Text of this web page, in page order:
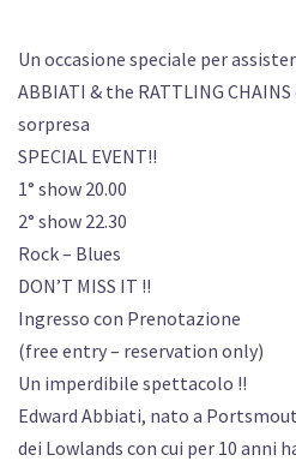
Un occasione speciale per
ABBIATI & the RATTLING
sorpresa
SPECIAL EVENT!!
1° show 20.00
2° show 22.30
Rock – Blues
DON’T MISS IT !!
Ingresso con Prenotazione
(free entry – reservation only)
Un imperdibile spettacolo !!
Edward Abbiati, nato a
dei Lowlands con cui per 10 anni